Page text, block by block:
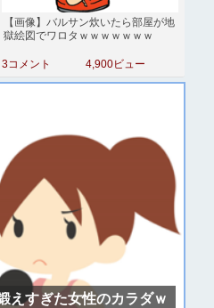
【画像】バルサン炊いたら部屋が地
獄絵図でワロタｗｗｗｗｗｗｗ
3コメント 4,900ビュー
えすぎた女性のカラダｗ